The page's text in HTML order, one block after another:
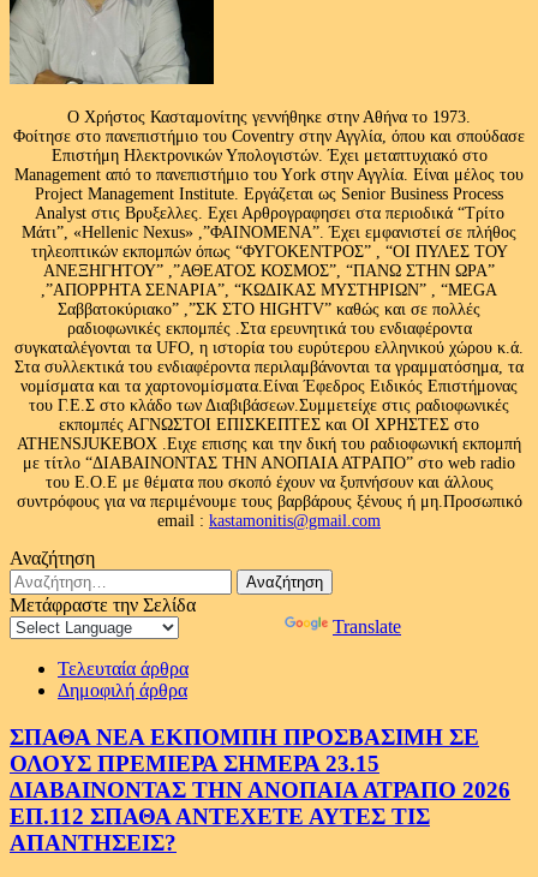
Ο Χρήστος Κασταμονίτης γεννήθηκε στην Αθήνα το 1973.
Φοίτησε στο πανεπιστήμιο του Coventry στην Αγγλία, όπου και σπούδασε
Επιστήμη Ηλεκτρονικών Υπολογιστών. Έχει μεταπτυχιακό στο
Management από το πανεπιστήμιο του Υork στην Αγγλία. Είναι μέλος του
Project Management Institute. Εργάζεται ως Senior Business Process
Analyst στις Βρυξελλες. Εχει Αρθρογραφησει στα περιοδικά “Τρίτο
Μάτι”, «Hellenic Nexus» ,”ΦΑΙΝΟΜΕΝΑ”. Έχει εμφανιστεί σε πλήθος
τηλεοπτικών εκπομπών όπως “ΦΥΓΟΚΕΝΤΡΟΣ” , “ΟΙ ΠΥΛΕΣ ΤΟΥ
ΑΝΕΞΗΓΗΤΟΥ” ,”ΑΘΕΑΤΟΣ ΚΟΣΜΟΣ”, “ΠΑΝΩ ΣΤΗΝ ΩΡΑ”
,”ΑΠΟΡΡΗΤΑ ΣΕΝΑΡΙΑ”, “ΚΩΔΙΚΑΣ ΜΥΣΤΗΡΙΩΝ” , “MEGA
Σαββατοκύριακο” ,”ΣΚ ΣΤΟ HIGHTV” καθώς και σε πολλές
ραδιοφωνικές εκπομπές .Στα ερευνητικά του ενδιαφέροντα
συγκαταλέγονται τα UFO, η ιστορία του ευρύτερου ελληνικού χώρου κ.ά.
Στα συλλεκτικά του ενδιαφέροντα περιλαμβάνονται τα γραμματόσημα, τα
νομίσματα και τα χαρτονομίσματα.Είναι Έφεδρος Ειδικός Επιστήμονας
του Γ.Ε.Σ στο κλάδο των Διαβιβάσεων.Συμμετείχε στις ραδιοφωνικές
εκπομπές ΑΓΝΩΣΤΟΙ ΕΠΙΣΚΕΠΤΕΣ και ΟΙ ΧΡΗΣΤΕΣ στο
ATHENSJUKEBOX .Ειχε επισης και την δική του ραδιοφωνική εκπομπή
με τίτλο “ΔΙΑΒΑΙΝΟΝΤΑΣ ΤΗΝ ΑΝΟΠΑΙΑ ΑΤΡΑΠΟ” στο web radio
του Ε.Ο.Ε με θέματα που σκοπό έχουν να ξυπνήσουν και άλλους
συντρόφους για να περιμένουμε τους βαρβάρους ξένους ή μη.Προσωπικό
email : kastamonitis@gmail.com
Αναζήτηση
Αναζήτηση
για:
Μετάφραστε την Σελίδα
Translate
Τελευταία άρθρα
Δημοφιλή άρθρα
ΣΠΑΘΑ ΝΕΑ ΕΚΠΟΜΠΗ ΠΡΟΣΒΑΣΙΜΗ ΣΕ
ΟΛΟΥΣ ΠΡΕΜΙΕΡΑ ΣΗΜΕΡΑ 23.15
ΔΙΑΒΑΙΝΟΝΤΑΣ ΤΗΝ ΑΝΟΠΑΙΑ ΑΤΡΑΠΟ 2026
ΕΠ.112 ΣΠΑΘΑ ΑΝΤΕΧΕΤΕ ΑΥΤΕΣ ΤΙΣ
ΑΠΑΝΤΗΣΕΙΣ?